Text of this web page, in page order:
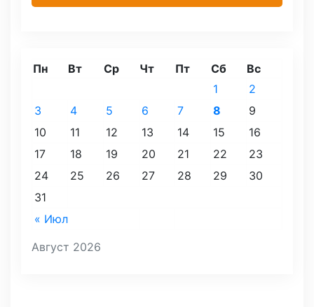
Август 2026
Пн Вт Ср Чт Пт Сб Вс
« Июл
1
2
3
4 5 6 7 8
9
10
11 12 13 14 15
16
17
18 19 20 21 22
23
24
25 26 27 28 29
30
31